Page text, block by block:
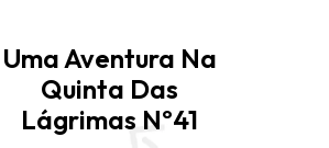
Uma Aventura Na
Quinta Das
Lágrimas Nº41